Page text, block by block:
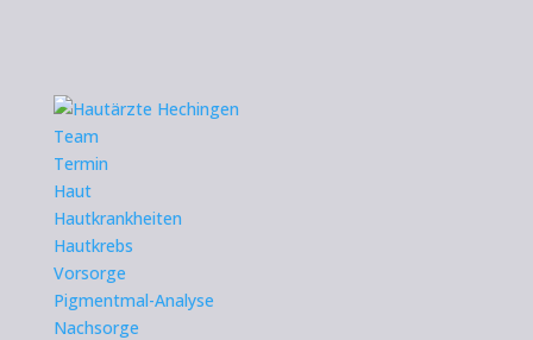
Team
Termin
Haut
Hautkrankheiten
Hautkrebs
Vorsorge
Pigmentmal-Analyse
Nachsorge